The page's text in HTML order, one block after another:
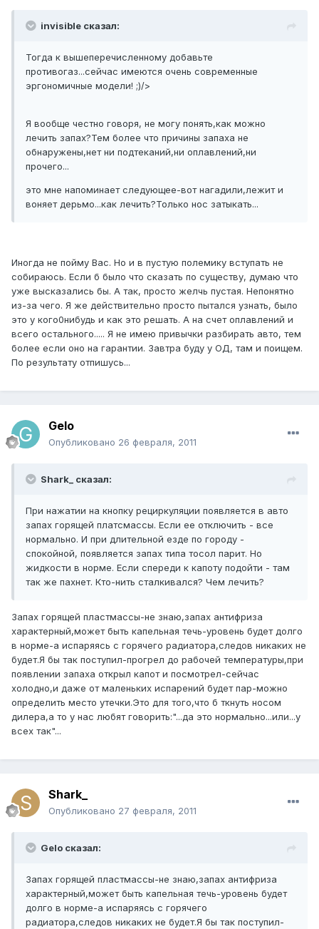
invisible сказал:
Тогда к вышеперечисленному добавьте
противогаз...сейчас имеются очень современные
эргономичные модели! ;)/>
Я вообще честно говоря, не могу понять,как можно
лечить запах?Тем более что причины запаха не
обнаружены,нет ни подтеканий,ни оплавлений,ни
прочего...
это мне напоминает следующее-вот нагадили,лежит и
воняет дерьмо...как лечить?Только нос затыкать...
Иногда не пойму Вас. Но и в пустую полемику вступать не
собираюсь. Если б было что сказать по существу, думаю что
уже высказались бы. А так, просто желчь пустая. Непонятно
из-за чего. Я же действительно просто пытался узнать, было
это у кого0нибудь и как это решать. А на счет оплавлений и
всего остального..... Я не имею привычки разбирать авто, тем
более если оно на гарантии. Завтра буду у ОД, там и поищем.
По результату отпишусь...
Gelo
Опубликовано 26 февраля, 2011
Shark_ сказал:
При нажатии на кнопку рециркуляции появляется в авто
запах горящей платсмассы. Если ее отключить - все
нормально. И при длительной езде по городу -
спокойной, появляется запах типа тосол парит. Но
жидкости в норме. Если спереди к капоту подойти - там
так же пахнет. Кто-нить сталкивался? Чем лечить?
Запах горящей пластмассы-не знаю,запах антифриза
характерный,может быть капельная течь-уровень будет долго
в норме-а испаряясь с горячего радиатора,следов никаких не
будет.Я бы так поступил-прогрел до рабочей температуры,при
появлении запаха открыл капот и посмотрел-сейчас
холодно,и даже от маленьких испарений будет пар-можно
определить место утечки.Это для того,что б ткнуть носом
дилера,а то у нас любят говорить:"...да это нормально...или...у
всех так"...
Shark_
Опубликовано 27 февраля, 2011
Gelo сказал:
Запах горящей пластмассы-не знаю,запах антифриза
характерный,может быть капельная течь-уровень будет
долго в норме-а испаряясь с горячего
радиатора,следов никаких не будет.Я бы так поступил-